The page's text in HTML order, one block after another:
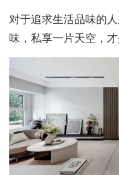
对于追求生活品味的
味，私享一片天空，